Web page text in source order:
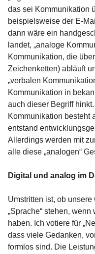
das sei Kommunikation
beispielsweise der E-
dann wäre ein
landet, „analoge
Kommunikation, die
Zeichenketten) abläuft
„verbalen
Kommunikation in
auch dieser Begriff
Kommunikation besteht
entstand
Allerdings werden mit
alle diese „analogen“
Digital und analog im
Umstritten ist, ob
„Sprache“ stehen,
haben. Ich votiere für
dass viele Gedanken,
formlos sind. Die